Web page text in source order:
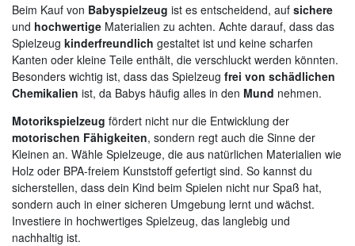
Beim Kauf von Babyspielzeug ist es entscheidend, auf sichere
und hochwertige Materialien zu achten. Achte darauf, dass das
Spielzeug kinderfreundlich gestaltet ist und keine scharfen
Kanten oder kleine Teile enthält, die verschluckt werden könnten.
Besonders wichtig ist, dass das Spielzeug frei von schädlichen
Chemikalien ist, da Babys häufig alles in den Mund nehmen.
Motorikspielzeug fördert nicht nur die Entwicklung der
motorischen Fähigkeiten, sondern regt auch die Sinne der
Kleinen an. Wähle Spielzeuge, die aus natürlichen Materialien wie
Holz oder BPA-freiem Kunststoff gefertigt sind. So kannst du
sicherstellen, dass dein Kind beim Spielen nicht nur Spaß hat,
sondern auch in einer sicheren Umgebung lernt und wächst.
Investiere in hochwertiges Spielzeug, das langlebig und
nachhaltig ist.